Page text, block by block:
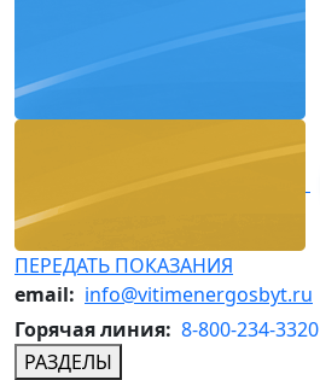
ПЕРЕДАТЬ ПОКАЗАНИЯ
email: info@vitimenergosbyt.ru
Горячая линия: 8-800-234-3320
РАЗДЕЛЫ